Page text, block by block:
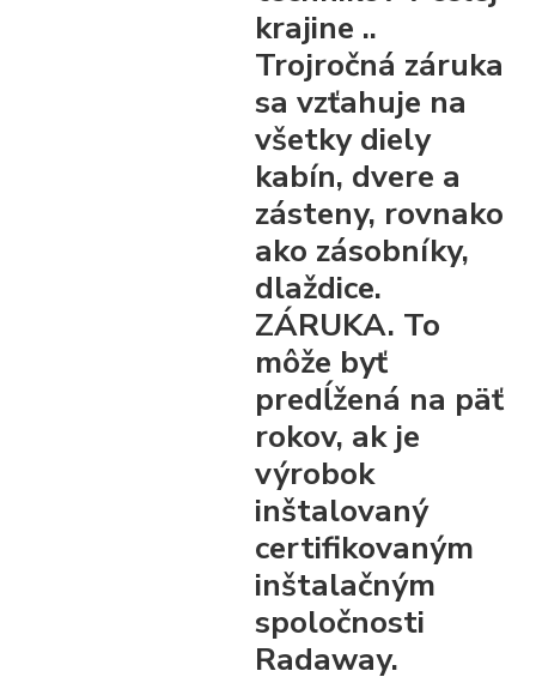
krajine ..
Trojročná záruka
sa vzťahuje na
všetky diely
kabín, dvere a
zásteny, rovnako
ako zásobníky,
dlaždice.
ZÁRUKA. To
môže byť
predĺžená na päť
rokov, ak je
výrobok
inštalovaný
certifikovaným
inštalačným
spoločnosti
Radaway.